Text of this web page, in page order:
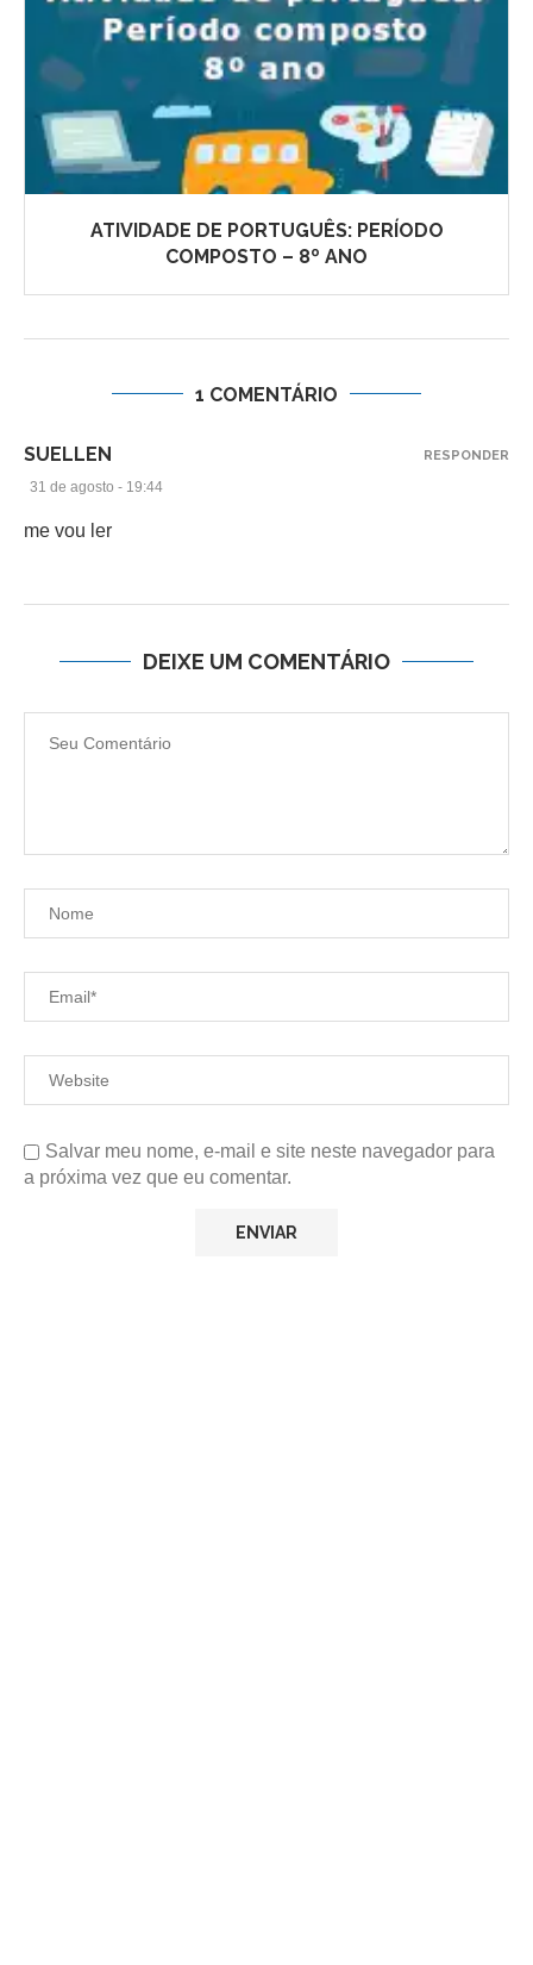
ATIVIDADE DE PORTUGUÊS: PERÍODO
COMPOSTO – 8º ANO
1 COMENTÁRIO
SUELLEN
31 de agosto - 19:44
me vou ler
RESPONDER
DEIXE UM COMENTÁRIO
Salvar meu nome, e-mail e site neste navegador para
a próxima vez que eu comentar.